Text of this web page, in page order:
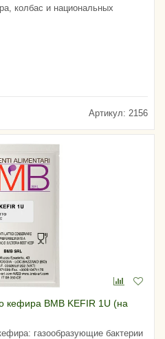
колбас и национальных
Артикул: 2156
кефира BMB KEFIR 1U (на
газообразующие бактерии